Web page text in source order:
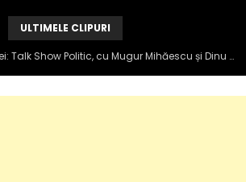
ULTIMELE CLIPURI
Zâmbetul Democrației: Talk Show Politic, cu Mugur Mihăescu și Dinu Popescu